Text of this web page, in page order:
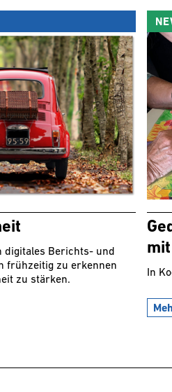
digitales Berichts- und
frühzeitig zu erkennen
zu stärken.
In